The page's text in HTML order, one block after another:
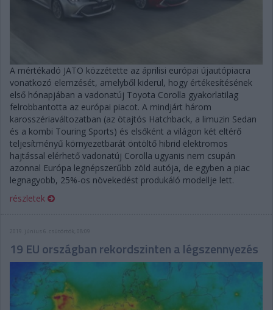
A mértékadó JATO közzétette az áprilisi európai újautópiacra
vonatkozó elemzését, amelyből kiderül, hogy értékesítésének
első hónapjában a vadonatúj Toyota Corolla gyakorlatilag
felrobbantotta az európai piacot. A mindjárt három
karosszériaváltozatban (az ötajtós Hatchback, a limuzin Sedan
és a kombi Touring Sports) és elsőként a világon két eltérő
teljesítményű környezetbarát öntöltő hibrid elektromos
hajtással elérhető vadonatúj Corolla ugyanis nem csupán
azonnal Európa legnépszerűbb zöld autója, de egyben a piac
legnagyobb, 25%-os növekedést produkáló modellje lett.
részletek
2019. június 6. csütörtök, 08:09
19 EU országban rekordszinten a légszennyezés